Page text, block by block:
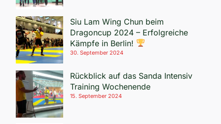
Siu Lam Wing Chun beim
Dragoncup 2024 – Erfolgreiche
Kämpfe in Berlin!
30. September 2024
Rückblick auf das Sanda Intensiv
Training Wochenende
15. September 2024